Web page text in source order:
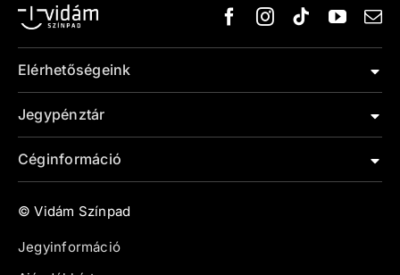
Elérhetőségeink
Jegypénztár
Céginformáció
© Vidám Színpad
Jegyinformáció